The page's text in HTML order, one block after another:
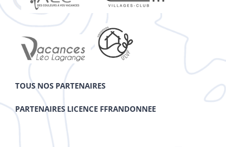
TOUS NOS PARTENAIRES
PARTENAIRES LICENCE FFRANDONNEE